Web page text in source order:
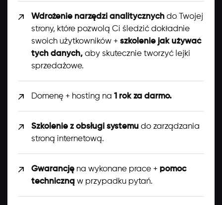
Wdrożenie narzędzi analitycznych do Twojej
strony, które pozwolą Ci śledzić dokładnie
swoich użytkowników + szkolenie jak używać
tych danych, aby skutecznie tworzyć lejki
sprzedażowe.
Domenę + hosting na 1 rok za darmo.
Szkolenie z obsługi systemu do zarządzania
stroną internetową.
Gwarancję na wykonane prace + pomoc
techniczną w przypadku pytań.